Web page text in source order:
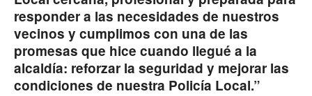
responder a las necesidades de nuestros
vecinos y cumplimos con una de las
promesas que hice cuando llegué a la
alcaldía: reforzar la seguridad y mejorar las
condiciones de nuestra Policía Local.”